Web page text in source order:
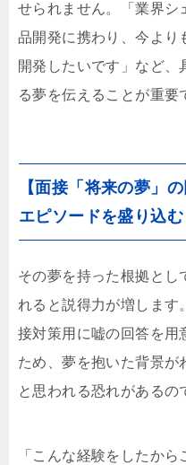
せられません。「業界シ
品開発に携わり、今より
開発したいです」など
る夢を伝えることが重要
【面接「将来の夢」
エピソードを盛り込む
その夢を持った根拠とし
れると説得力が増します
接対策用に嘘の回答を用
ため、夢を抱いた背景が
と思われる恐れがあるの
「こんな経験をしたか